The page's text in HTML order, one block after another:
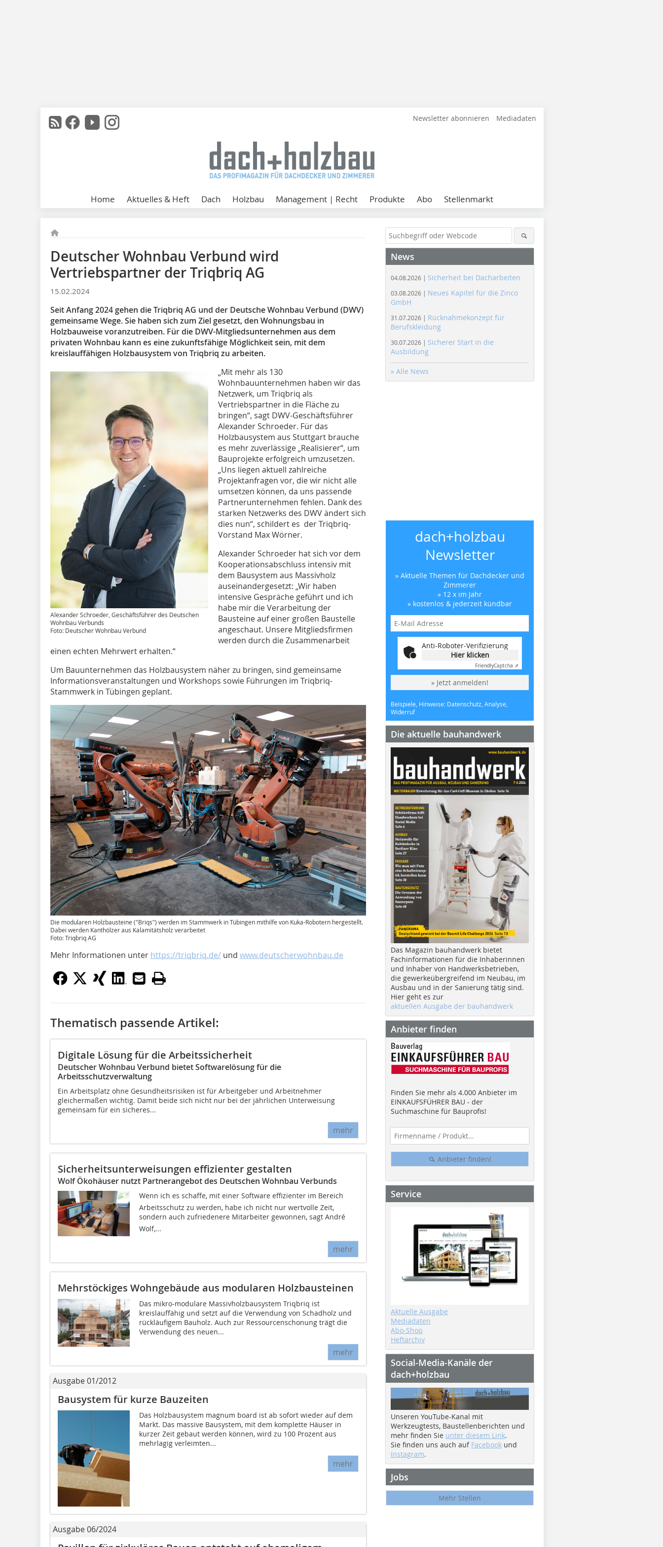
Newsletter abonnieren Mediadaten
Home Aktuelles & Heft Dach Holzbau Management | Recht Produkte Abo Stellenmarkt
Deutscher Wohnbau Verbund wird
Vertriebspartner der Triqbriq AG
15.02.2024
Seit Anfang 2024 gehen die Triqbriq AG und der Deutsche Wohnbau Verbund (DWV)
gemeinsame Wege. Sie haben sich zum Ziel gesetzt, den Wohnungsbau in
Holzbauweise voranzutreiben. Für die DWV-Mitgliedsunternehmen aus dem
privaten Wohnbau kann es eine zukunftsfähige Möglichkeit sein, mit dem
kreislauffähigen Holzbausystem von Triqbriq zu arbeiten.
Alexander Schroeder, Geschäftsführer des Deutschen
Wohnbau Verbunds
Foto: Deutscher Wohnbau Verbund
„Mit mehr als 130
Wohnbauunternehmen haben wir das
Netzwerk, um Triqbriq als
Vertriebspartner in die Fläche zu
bringen“, sagt DWV-Geschäftsführer
Alexander Schroeder. Für das
Holzbausystem aus Stuttgart brauche
es mehr zuverlässige „Realisierer“, um
Bauprojekte erfolgreich umzusetzen.
„Uns liegen aktuell zahlreiche
Projektanfragen vor, die wir nicht alle
umsetzen können, da uns passende
Partnerunternehmen fehlen. Dank des
starken Netzwerks des DWV ändert sich
dies nun“, schildert es der Triqbriq-
Vorstand Max Wörner.
Alexander Schroeder hat sich vor dem
Kooperationsabschluss intensiv mit
dem Bausystem aus Massivholz
auseinandergesetzt: „Wir haben
intensive Gespräche geführt und ich
habe mir die Verarbeitung der
Bausteine auf einer großen Baustelle
angeschaut. Unsere Mitgliedsfirmen
werden durch die Zusammenarbeit
einen echten Mehrwert erhalten.“
Um Bauunternehmen das Holzbausystem näher zu bringen, sind gemeinsame
Informationsveranstaltungen und Workshops sowie Führungen im Triqbriq-
Stammwerk in Tübingen geplant.
Die modularen Holzbausteine ("Briqs") werden im Stammwerk in Tübingen mithilfe von Kuka-Robotern hergestellt.
Dabei werden Kanthölzer aus Kalamitätsholz verarbeitet
Foto: Triqbriq AG
Mehr Informationen unter https://triqbriq.de/ und www.deutscherwohnbau.de
Thematisch passende Artikel:
Digitale Lösung für die Arbeitssicherheit
Deutscher Wohnbau Verbund bietet Softwarelösung für die
Arbeitsschutzverwaltung
Ein Arbeitsplatz ohne Gesundheitsrisiken ist für Arbeitgeber und Arbeitnehmer
gleichermaßen wichtig. Damit beide sich nicht nur bei der jährlichen Unterweisung
gemeinsam für ein sicheres...
mehr
Sicherheitsunterweisungen effizienter gestalten
Wolf Ökohäuser nutzt Partnerangebot des Deutschen Wohnbau Verbunds
Wenn ich es schaffe, mit einer Software effizienter im Bereich
Arbeitsschutz zu werden, habe ich nicht nur wertvolle Zeit,
sondern auch zufriedenere Mitarbeiter gewonnen, sagt André
Wolf,...
mehr
Mehrstöckiges Wohngebäude aus modularen Holzbausteinen
Das mikro-modulare Massivholzbausystem Triqbriq ist
kreislauffähig und setzt auf die Verwendung von Schadholz und
rückläufigem Bauholz. Auch zur Ressourcenschonung trägt die
Verwendung des neuen...
mehr
Ausgabe 01/2012
Bausystem für kurze Bauzeiten
Das Holzbausystem magnum board ist ab sofort wieder auf dem
Markt. Das massive Bausystem, mit dem komplette Häuser in
kurzer Zeit gebaut werden können, wird zu 100 Prozent aus
mehrlagig verleimten...
mehr
Ausgabe 06/2024
News
04.08.2026 | Sicherheit bei Dacharbeiten
03.08.2026 | Neues Kapitel für die Zinco
GmbH
31.07.2026 | Rücknahmekonzept für
Berufskleidung
30.07.2026 | Sicherer Start in die
Ausbildung
» Alle News
dach+holzbau
Newsletter
» Aktuelle Themen für Dachdecker und
Zimmerer
» 12 x im Jahr
» kostenlos & jederzeit kündbar
Anti-Roboter-Verifizierung
Hier klicken
FriendlyCaptcha ⇗
» Jetzt anmelden!
Beispiele, Hinweise: Datenschutz, Analyse,
Widerruf
Die aktuelle bauhandwerk
Das Magazin bauhandwerk bietet
Fachinformationen für die Inhaberinnen
und Inhaber von Handwerksbetrieben,
die gewerkeübergreifend im Neubau, im
Ausbau und in der Sanierung tätig sind.
Hier geht es zur
aktuellen Ausgabe der bauhandwerk
Anbieter finden
Finden Sie mehr als 4.000 Anbieter im
EINKAUFSFÜHRER BAU - der
Suchmaschine für Bauprofis!
Anbieter finden!
Service
Aktuelle Ausgabe
Mediadaten
Abo-Shop
Heftarchiv
Social-Media-Kanäle der
dach+holzbau
Unseren YouTube-Kanal mit
Werkzeugtests, Baustellenberichten und
mehr finden Sie unter diesem Link.
Sie finden uns auch auf Facebook und
Instagram.
Jobs
Mehr Stellen